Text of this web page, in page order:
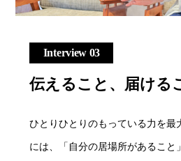
Interview 03
伝えること、届ける
ひとりひとりのもっている力を最
には、「自分の居場所があること